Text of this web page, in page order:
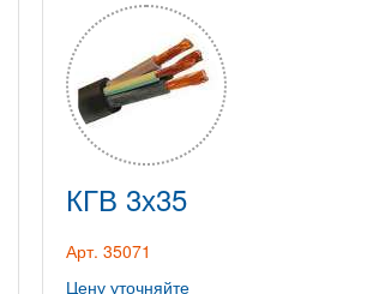
КГВ 3х35
Арт. 35071
Цену уточняйте